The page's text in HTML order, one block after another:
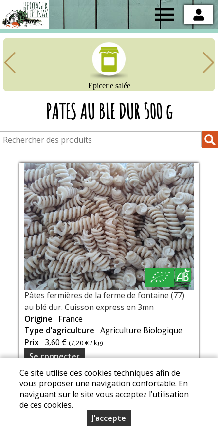
Epicerie salée
PATES AU BLE DUR 500 g
Pâtes fermières de la ferme de fontaine (77)
au blé dur. Cuisson express en 3mn
Origine
France
Type d’agriculture Agriculture Biologique
Prix 3,60 € (7,20 €/ kg)
Se connecter
Mentions légales|Conditions Générales de Ventes
Protection des données personnelles
© Copyright 2026 - Le Potager de l'Epinay - Tous droits
réservés - Conception :Sarl Dynapse
Ce site utilise des cookies techniques afin de
vous proposer une navigation confortable. En
naviguant sur le site vous acceptez l’utilisation
de ces cookies.
J’accepte